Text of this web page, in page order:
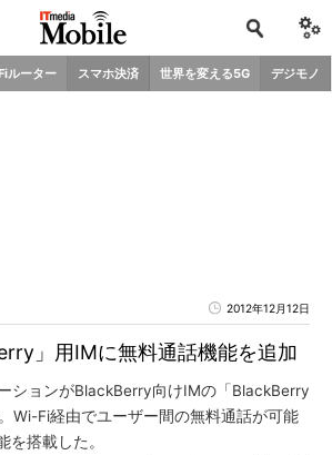
ルーター スマホ決済 世界を変える5G デジモノ
2012年12月12日
」用IMに無料通話機能を追加
ションがBlackBerry向けIMの「BlackBerry
Wi-Fi経由でユーザー間の無料通話が可能
を搭載した。